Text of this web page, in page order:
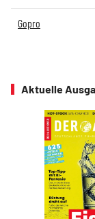
Gopro
Aktuelle